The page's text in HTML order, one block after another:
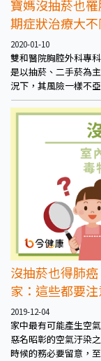
寶媽沒抽菸也
期症狀治療大不
2020-01-10
雙和醫院胸腔外科專
是以抽菸、二手菸為
況下，其風險一樣不
的研究證實
沒抽菸也得肺
家：這些都要注
2019-12-04
家中最有可能產生空
惡名昭彰的空氣汙染
時候的務必要留意，